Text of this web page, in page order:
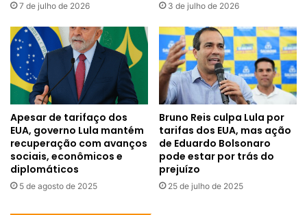
7 de julho de 2026 3 de julho de 2026
Apesar de tarifaço dos
EUA, governo Lula mantém
recuperação com avanços
sociais, econômicos e
diplomáticos
5 de agosto de 2025
Bruno Reis culpa Lula por
tarifas dos EUA, mas ação
de Eduardo Bolsonaro
pode estar por trás do
prejuízo
25 de julho de 2025